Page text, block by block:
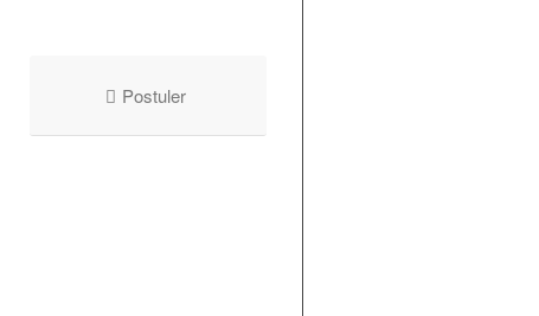
Postuler